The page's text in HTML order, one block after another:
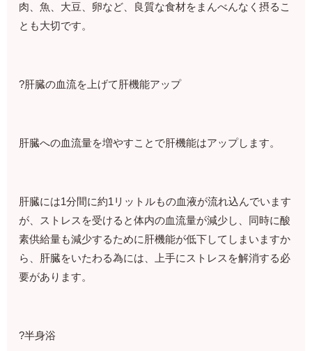
肉、魚、大豆、卵など、良質な食材をまんべんなく摂るこ
とも大切です。
?肝臓の血流を上げて肝機能アップ
肝臓への血流量を増やすことで肝機能はアップします。
肝臓には1分間に約1リットルもの血液が流れ込んでいます
が、ストレスを受けると体内の血流量が減少し、同時に酸
素供給量も減少するために肝機能が低下してしまいますか
ら、肝臓をいたわる為には、上手にストレスを解消する必
要があります。
?半身浴